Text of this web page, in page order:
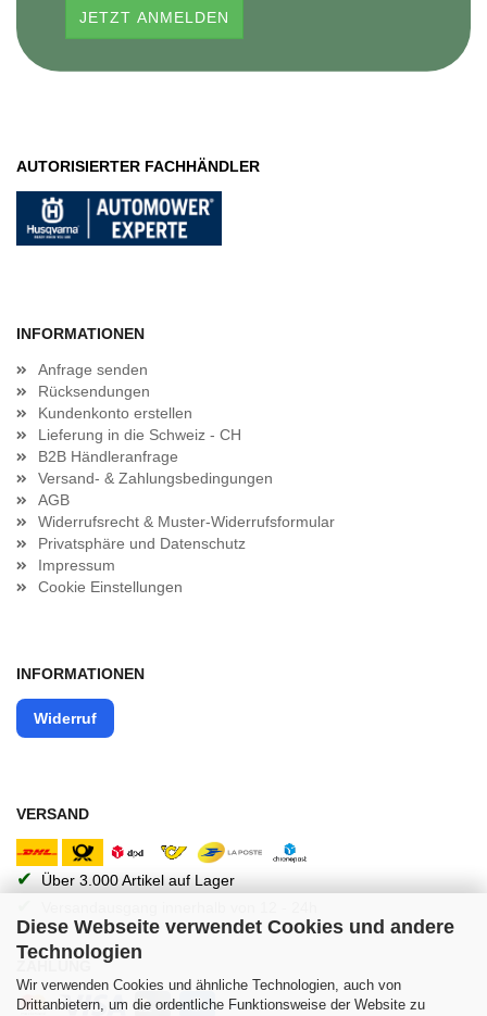
Diese Webseite verwendet Cookies und andere
Technologien
Wir verwenden Cookies und ähnliche Technologien, auch von
Drittanbietern, um die ordentliche Funktionsweise der Website zu
AUTORISIERTER FACHHÄNDLER
INFORMATIONEN
Anfrage senden
Rücksendungen
Kundenkonto erstellen
Lieferung in die Schweiz - CH
B2B Händleranfrage
Versand- & Zahlungsbedingungen
AGB
Widerrufsrecht & Muster-Widerrufsformular
Privatsphäre und Datenschutz
Impressum
Cookie Einstellungen
INFORMATIONEN
Widerruf
VERSAND
✔ Über 3.000 Artikel auf Lager